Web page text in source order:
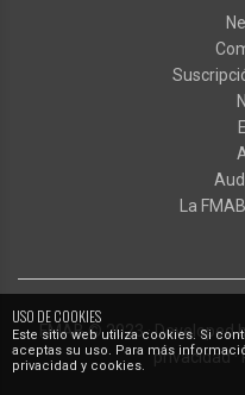
USO DE COOKIES
Este sitio web utiliza cookies. Si
aceptas su uso. Para más
privacidad y cookies.
La
FMAB© 2023·Developed
privacidad·